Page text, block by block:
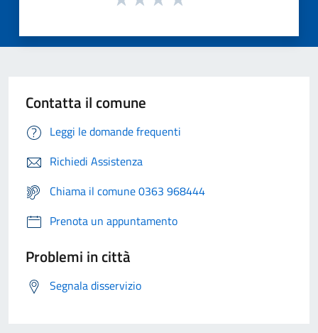
Contatta il comune
Leggi le domande frequenti
Richiedi Assistenza
Chiama il comune 0363 968444
Prenota un appuntamento
Problemi in città
Segnala disservizio